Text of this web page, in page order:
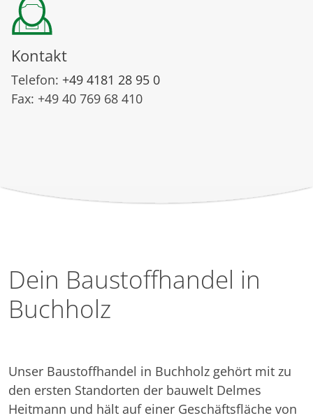
Kontakt
Telefon: +49 4181 28 95 0
Fax: +49 40 769 68 410
Dein Baustoffhandel in
Buchholz
Unser Baustoffhandel in Buchholz gehört mit zu
den ersten Standorten der bauwelt Delmes
Heitmann und hält auf einer Geschäftsfläche von